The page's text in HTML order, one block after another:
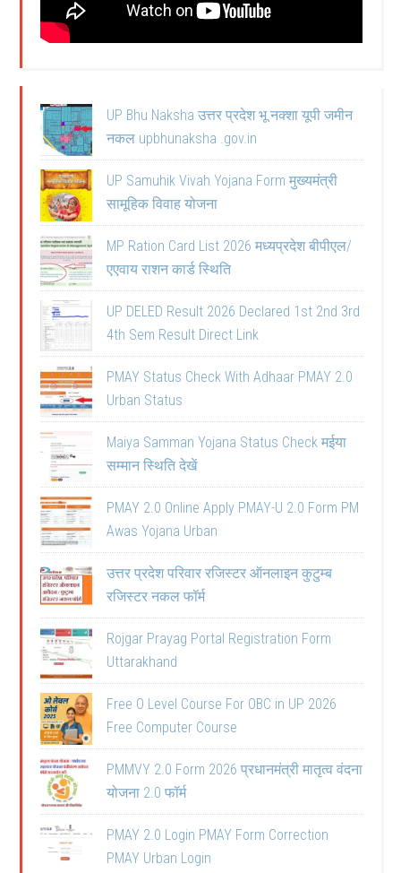
UP Bhu Naksha उत्तर प्रदेश भू नक्शा यूपी जमीन
नकल upbhunaksha .gov.in
UP Samuhik Vivah Yojana Form मुख्यमंत्री
सामूहिक विवाह योजना
MP Ration Card List 2026 मध्यप्रदेश बीपीएल/
एएवाय राशन कार्ड स्थिति
UP DELED Result 2026 Declared 1st 2nd 3rd
4th Sem Result Direct Link
PMAY Status Check With Adhaar PMAY 2.0
Urban Status
Maiya Samman Yojana Status Check मईया
सम्मान स्थिति देखें
PMAY 2.0 Online Apply PMAY-U 2.0 Form PM
Awas Yojana Urban
उत्तर प्रदेश परिवार रजिस्टर ऑनलाइन कुटुम्ब
रजिस्टर नकल फॉर्म
Rojgar Prayag Portal Registration Form
Uttarakhand
Free O Level Course For OBC in UP 2026
Free Computer Course
PMMVY 2.0 Form 2026 प्रधानमंत्री मातृत्व वंदना
योजना 2.0 फॉर्म
PMAY 2.0 Login PMAY Form Correction
PMAY Urban Login